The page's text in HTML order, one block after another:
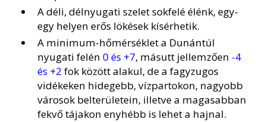
A déli, délnyugati szelet sokfelé élénk, egy-
egy helyen erős lökések kísérhetik.
A minimum-hőmérséklet a Dunántúl
nyugati felén 0 és +7, másutt jellemzően -4
és +2 fok között alakul, de a fagyzugos
vidékeken hidegebb, vízpartokon, nagyobb
városok belterületein, illetve a magasabban
fekvő tájakon enyhébb is lehet a hajnal.